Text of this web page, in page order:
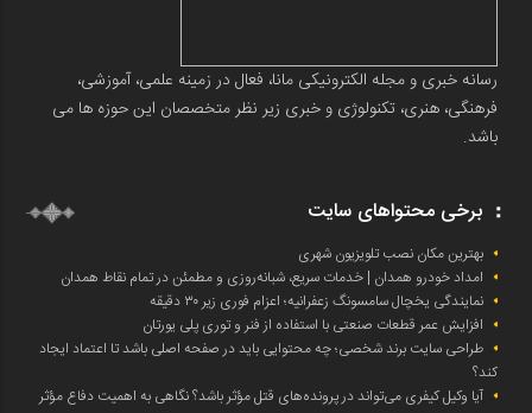
رسانه خبری و مجله الکترونیکی مانا، فعال در زمینه علمی، آموزشی،
فرهنگی، هنری، تکنولوژی و خبری زیر نظر متخصصان این حوزه ها می
باشد.
برخی محتواهای سایت
بهترین مکان نصب تلویزیون شهری
امداد خودرو همدان | خدمات سریع، شبانه‌روزی و مطمئن در تمام نقاط همدان
نمایندگی یخچال سامسونگ زعفرانیه؛ اعزام فوری زیر ۳۰ دقیقه
افزایش عمر قطعات صنعتی با استفاده از فنر و توری پلی یورتان
طراحی سایت برند شخصی؛ چه محتوایی باید در صفحه اصلی باشد تا اعتماد ایجاد
کند؟
آیا وکیل کیفری می‌تواند در پرونده‌های قتل مؤثر باشد؟ نگاهی به اهمیت دفاع مؤثر